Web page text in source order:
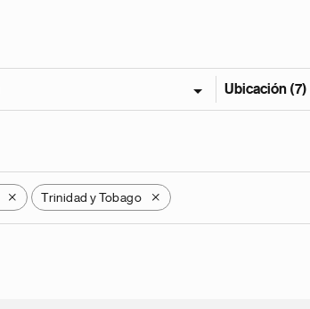
Ubicación (7)
X Trinidad y Tobago X